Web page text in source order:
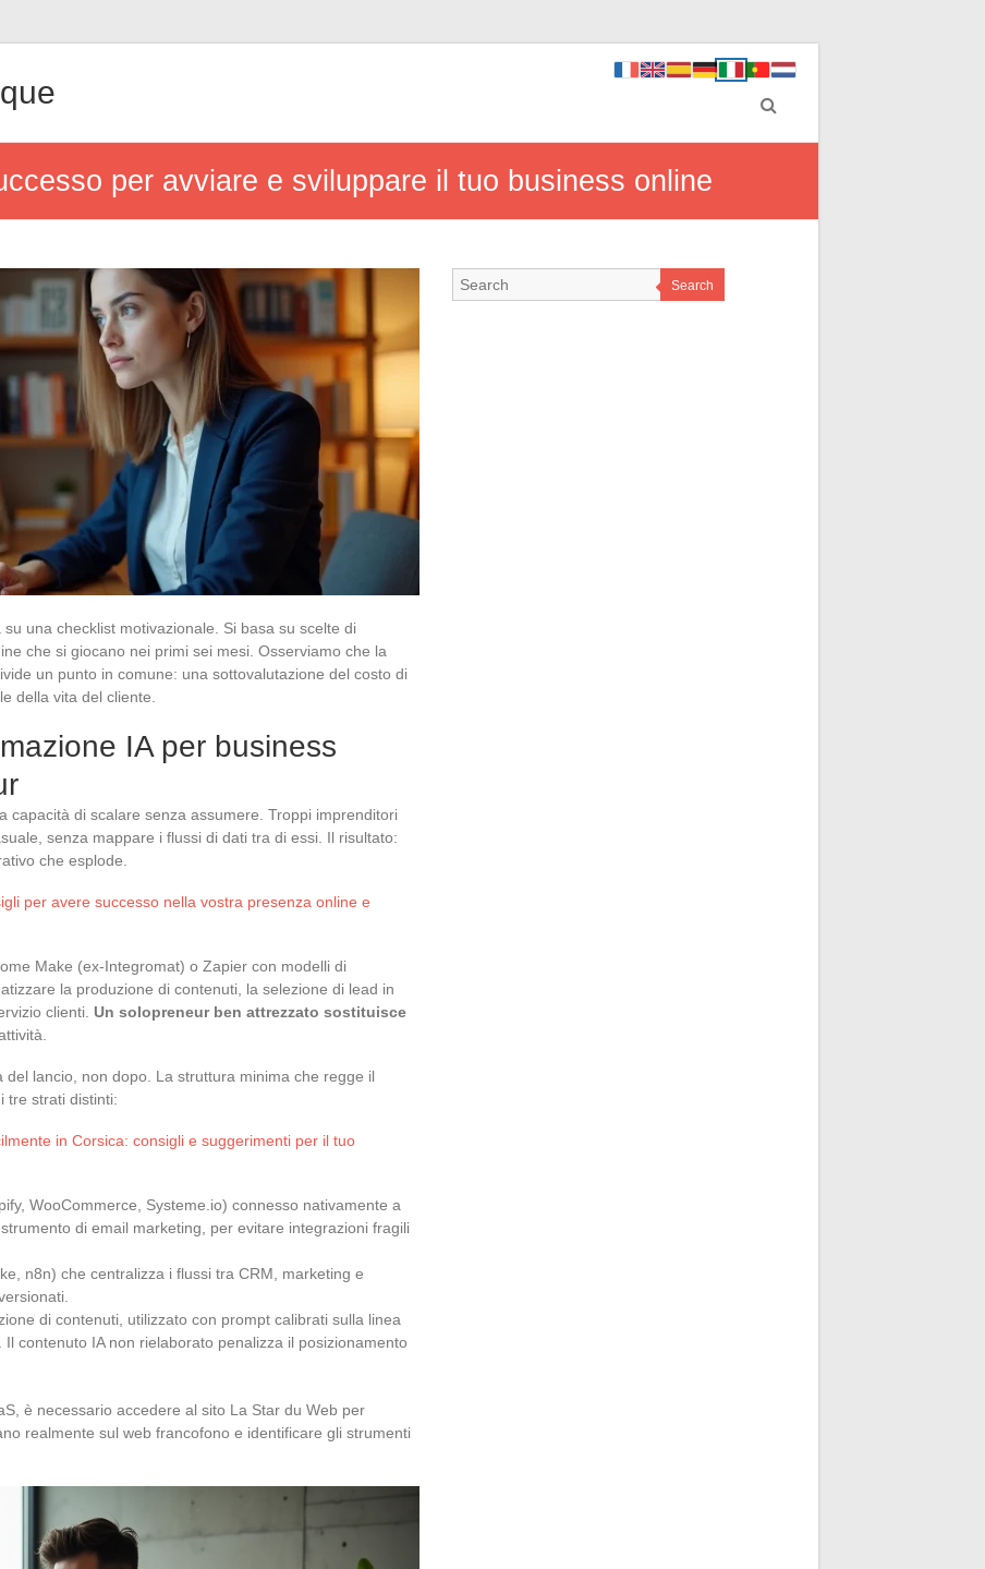
per avviare e sviluppare il tuo business online
una checklist motivazionale. Si basa su scelte di
che si giocano nei primi sei mesi. Osserviamo che la
un punto in comune: una sottovalutazione del costo di
della vita del cliente.
IA per business
capacità di scalare senza assumere. Troppi imprenditori
senza mappare i flussi di dati tra di essi. Il risultato:
che esplode.
per avere successo nella vostra presenza online e
Make (ex-Integromat) o Zapier con modelli di
la produzione di contenuti, la selezione di lead in
clienti. Un solopreneur ben attrezzato sostituisce
lancio, non dopo. La struttura minima che regge il
tre strati distinti:
in Corsica: consigli e suggerimenti per il tuo
WooCommerce, Systeme.io) connesso nativamente a
di email marketing, per evitare integrazioni fragili
n8n) che centralizza i flussi tra CRM, marketing e
di contenuti, utilizzato con prompt calibrati sulla linea
contenuto IA non rielaborato penalizza il posizionamento
è necessario accedere al sito La Star du Web per
realmente sul web francofono e identificare gli strumenti
Search